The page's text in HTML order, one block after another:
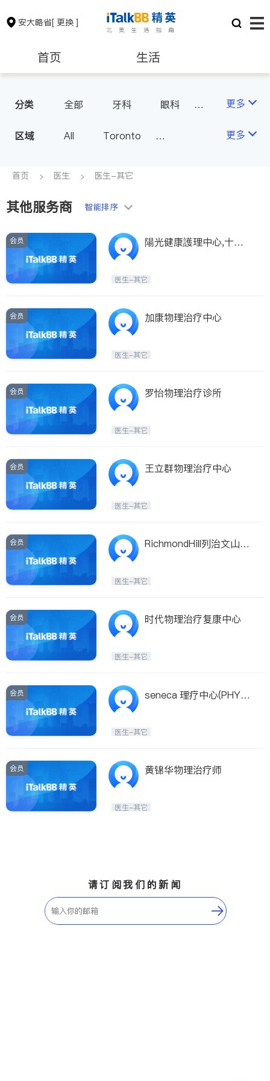
安大略省[ 更换 ]
首页 生活
保险理财 房地产租售
银行贷款 会计师
建筑装修
分类 全部 牙科
眼科
耳鼻喉科
医生-其它
家庭医生
足科
更多
区域 All
Toronto
Scarborough
North York
Brampton
Kitchener
Newmarket
Stouffville
Maple
Waterloo
Guelph
Ajax
Oshawa
Niagara Falls
Pickering
Concord
Port Perry
King
更多
首页 医生 医生-其它
其他服务商 智能排序
会员
陽光健康護理中心,十年
医生-其它
会员 加康物理治疗中心
医生-其它
会员 罗怡物理治疗诊所
医生-其它
会员 王立群物理治疗中心
医生-其它
会员
RichmondHill列治文山绿
医生-其它
会员 时代物理治疗复康中心
医生-其它
会员
seneca 理疗中心(PHYSI
医生-其它
会员 黄锦华物理治疗师
医生-其它
请订阅我们的新闻